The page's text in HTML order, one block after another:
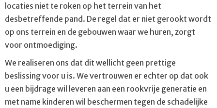
locaties niet te roken op het terrein van het
desbetreffende pand. De regel dat er niet gerookt wordt
op ons terrein en de gebouwen waar we huren, zorgt
voor ontmoediging.
We realiseren ons dat dit wellicht geen prettige
beslissing voor u is. We vertrouwen er echter op dat ook
u een bijdrage wil leveren aan een rookvrije generatie en
met name kinderen wil beschermen tegen de schadelijke